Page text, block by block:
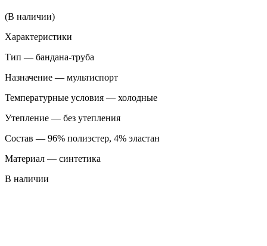
(В наличии)
Характеристики
Тип — бандана-труба
Назначение — мультиспорт
Температурные условия — холодные
Утепление — без утепления
Состав — 96% полиэстер, 4% эластан
Материал — синтетика
В наличии